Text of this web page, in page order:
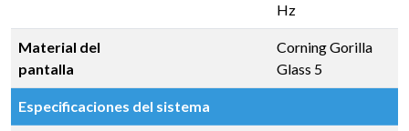
Hz
Material del
pantalla
Corning Gorilla
Glass 5
Especificaciones del sistema